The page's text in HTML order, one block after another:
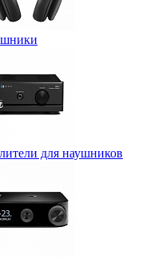
для наушников